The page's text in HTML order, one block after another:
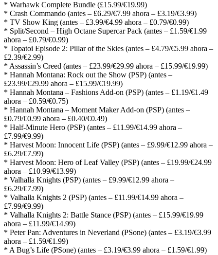
* Warhawk Complete Bundle (£15.99/€19.99)
* Crash Commando (antes – £6.29/€7.99 ahora – £3.19/€3.99)
* TV Show King (antes – £3.99/€4.99 ahora – £0.79/€0.99)
* Split/Second – High Octane Supercar Pack (antes – £1.59/€1.99
ahora – £0.79/€0.99)
* Topatoi Episode 2: Pillar of the Skies (antes – £4.79/€5.99 ahora –
£2.39/€2.99)
* Assassin’s Creed (antes – £23.99/€29.99 ahora – £15.99/€19.99)
* Hannah Montana: Rock out the Show (PSP) (antes –
£23.99/€29.99 ahora – £15.99/€19.99)
* Hannah Montana – Fashions Add-on (PSP) (antes – £1.19/€1.49
ahora – £0.59/€0.75)
* Hannah Montana – Moment Maker Add-on (PSP) (antes –
£0.79/€0.99 ahora – £0.40/€0.49)
* Half-Minute Hero (PSP) (antes – £11.99/€14.99 ahora –
£7.99/€9.99)
* Harvest Moon: Innocent Life (PSP) (antes – £9.99/€12.99 ahora –
£6.29/€7.99)
* Harvest Moon: Hero of Leaf Valley (PSP) (antes – £19.99/€24.99
ahora – £10.99/€13.99)
* Valhalla Knights (PSP) (antes – £9.99/€12.99 ahora –
£6.29/€7.99)
* Valhalla Knights 2 (PSP) (antes – £11.99/€14.99 ahora –
£7.99/€9.99)
* Valhalla Knights 2: Battle Stance (PSP) (antes – £15.99/€19.99
ahora – £11.99/€14.99)
* Peter Pan: Adventures in Neverland (PSone) (antes – £3.19/€3.99
ahora – £1.59/€1.99)
* A Bug’s Life (PSone) (antes – £3.19/€3.99 ahora – £1.59/€1.99)